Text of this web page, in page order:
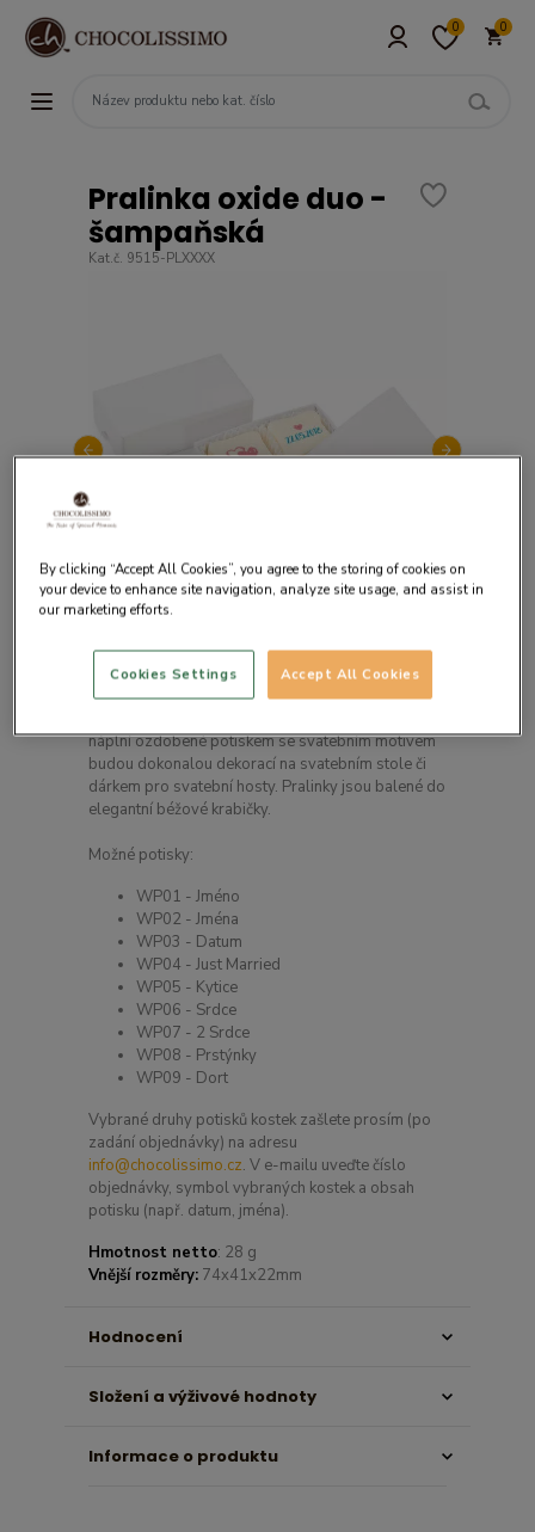
0 0
Pralinka oxide duo -
šampaňská
Kat.č. 9515-PLXXXX
Detail produktu
náplní ozdobené potiskem se svatebním motivem
budou dokonalou dekorací na svatebním stole či
dárkem pro svatební hosty. Pralinky jsou balené do
elegantní béžové krabičky.
Možné potisky:
WP01 - Jméno
WP02 - Jména
WP03 - Datum
WP04 - Just Married
WP05 - Kytice
WP06 - Srdce
WP07 - 2 Srdce
WP08 - Prstýnky
WP09 - Dort
Vybrané druhy potisků kostek zašlete prosím (po
zadání objednávky) na adresu
info@chocolissimo.cz. V e-mailu uveďte číslo
objednávky, symbol vybraných kostek a obsah
potisku (např. datum, jména).
Hmotnost netto: 28 g
Vnější rozměry: 74x41x22mm
Hodnocení
Složení a výživové hodnoty
Informace o produktu
By clicking “Accept All Cookies”, you agree to the storing of cookies on
your device to enhance site navigation, analyze site usage, and assist in
our marketing efforts.
Accept All Cookies
Cookies Settings